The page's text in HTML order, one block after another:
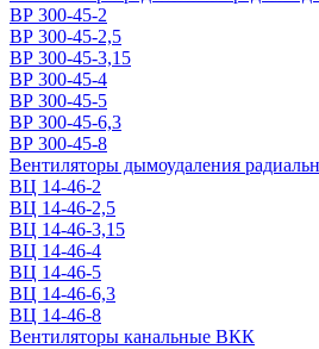
ВР 300-45-2
ВР 300-45-2,5
ВР 300-45-3,15
ВР 300-45-4
ВР 300-45-5
ВР 300-45-6,3
ВР 300-45-8
Вентиляторы дымоудаления
ВЦ 14-46-2
ВЦ 14-46-2,5
ВЦ 14-46-3,15
ВЦ 14-46-4
ВЦ 14-46-5
ВЦ 14-46-6,3
ВЦ 14-46-8
Вентиляторы канальные ВКК